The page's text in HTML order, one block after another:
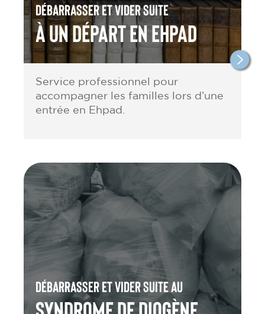
Débarrasser et vider suite
à un départ en Ehpad
Service professionnel pour
accompagner les familles lors d’une
entrée en Ehpad.
Débarrasser et vider suite au